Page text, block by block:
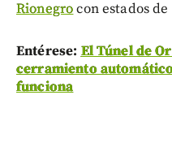
Rionegrocon estados
Entérese: El Túnel de
cerramiento
funciona